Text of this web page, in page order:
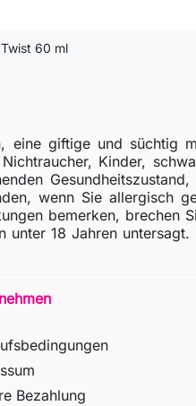
60 ml
eine giftige und süchtig
Kinder,
wenn Sie allergisch
bemerken, brechen
unter 18 Jahren
Bezahlung